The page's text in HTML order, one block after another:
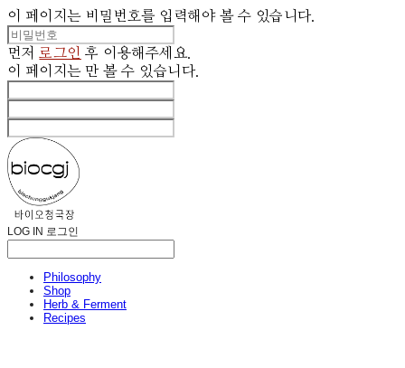
이 페이지는 비밀번호를 입력해야 볼 수 있습니다.
먼저 로그인 후 이용해주세요.
이 페이지는만 볼 수 있습니다.
LOG IN 로그인
Philosophy
Shop
Herb & Ferment
Recipes